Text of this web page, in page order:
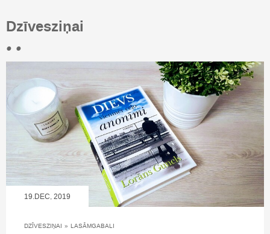
Dzīvesziņai
• •
19.DEC, 2019
DZĪVESZIŅAI » LASĀMGABALI